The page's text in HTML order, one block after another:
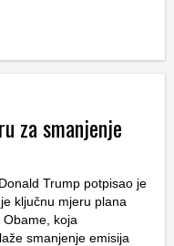
za smanjenje
Trump potpisao je
ključnu mjeru plana
koja
smanjenje emisija